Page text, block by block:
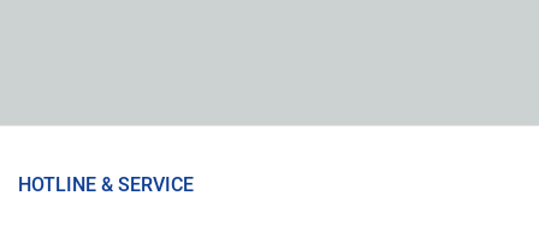
HOTLINE & SERVICE